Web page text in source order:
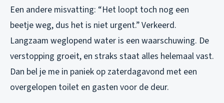
Een andere misvatting: “Het loopt toch nog een
beetje weg, dus het is niet urgent.” Verkeerd.
Langzaam weglopend water is een waarschuwing. De
verstopping groeit, en straks staat alles helemaal vast.
Dan bel je me in paniek op zaterdagavond met een
overgelopen toilet en gasten voor de deur.